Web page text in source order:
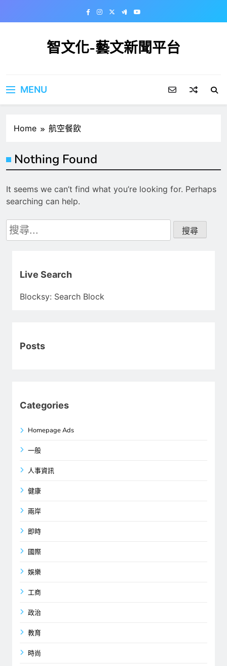
智文化-藝文新聞平台
MENU
Home 航空餐飲
Nothing Found
It seems we can’t find what you’re looking for. Perhaps
searching can help.
搜
尋
Live Search
Blocksy: Search Block
Posts
Categories
Homepage Ads
一般
人事資訊
健康
兩岸
即時
國際
娛樂
工商
政治
教育
時尚